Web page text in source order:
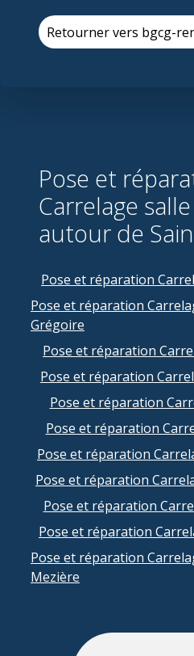
Retourner vers bgcg-
Pose et
Carrelage
autour de
Pose et réparation
Pose et réparation
Grégoire
Pose et réparation
Pose et réparation
Pose et réparation
Pose et réparation
Pose et réparation
Pose et réparation
Pose et réparation
Pose et réparation
Pose et réparation
Mezière